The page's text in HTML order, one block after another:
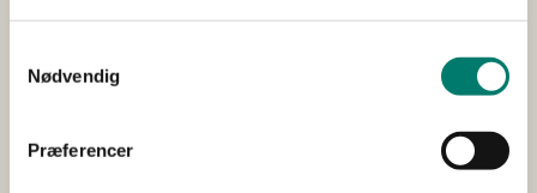
Nødvendig
Præferencer
dybstrøelse, og at den ikke var behandlet. Det fremgår
skulle ind i lastbilen, dog trak den lidt på højre forben.”
mod smerte, lidelse, angst, varigt mén og væsentlig